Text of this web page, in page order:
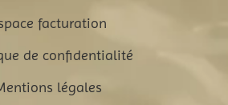
facturation
de confidentialité
légales